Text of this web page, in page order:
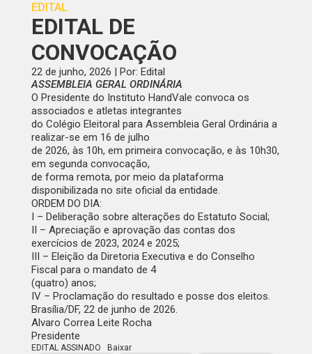
EDITAL
EDITAL DE
CONVOCAÇÃO
22 de junho, 2026 | Por: Edital
ASSEMBLEIA GERAL ORDINÁRIA
O Presidente do Instituto HandVale convoca os
associados e atletas integrantes
do Colégio Eleitoral para Assembleia Geral Ordinária a
realizar-se em 16 de julho
de 2026, às 10h, em primeira convocação, e às 10h30,
em segunda convocação,
de forma remota, por meio da plataforma
disponibilizada no site oficial da entidade.
ORDEM DO DIA:
I – Deliberação sobre alterações do Estatuto Social;
II – Apreciação e aprovação das contas dos
exercícios de 2023, 2024 e 2025;
III – Eleição da Diretoria Executiva e do Conselho
Fiscal para o mandato de 4
(quatro) anos;
IV – Proclamação do resultado e posse dos eleitos.
Brasília/DF, 22 de junho de 2026.
Alvaro Correa Leite Rocha
Presidente
EDITAL ASSINADO Baixar